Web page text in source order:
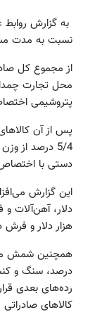
نسبت به مدت مشابه سال قبل 2/
محل تجارت
پتروشیمی اختصاص یافت که 2/42 درصد از وزن و 6/38 درصد از
دستی با اختصاص 1/0 درصد از وزن و 3/3 درصد از ارزش کل صادرات غیرنفتی در رده‌های بعدی قرار
هزار دلار و فرش دستباف با 405 میلیون و
کالاهای